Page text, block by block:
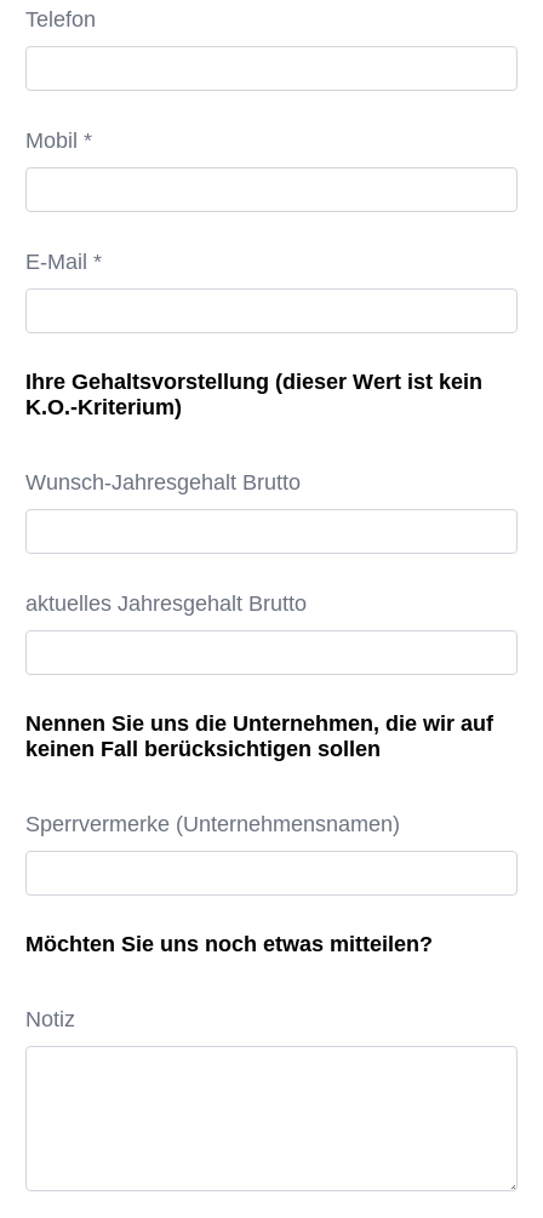
Telefon
Mobil *
E-Mail *
Ihre Gehaltsvorstellung (dieser Wert ist kein
K.O.-Kriterium)
Wunsch-Jahresgehalt Brutto
aktuelles Jahresgehalt Brutto
Nennen Sie uns die Unternehmen, die wir auf
keinen Fall berücksichtigen sollen
Sperrvermerke (Unternehmensnamen)
Möchten Sie uns noch etwas mitteilen?
Notiz